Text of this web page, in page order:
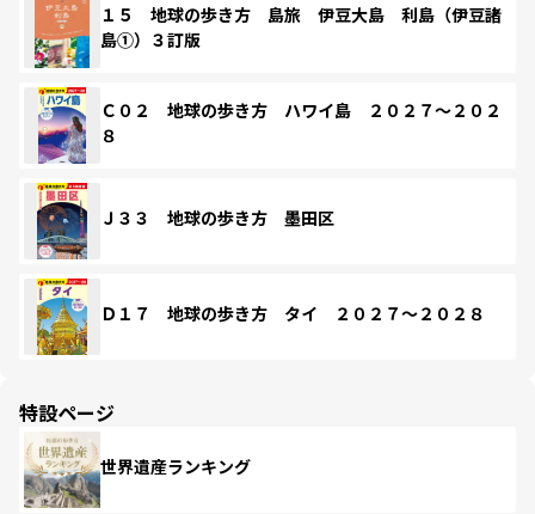
１５ 地球の歩き方 島旅 伊豆大島 利島（伊豆諸
島①）３訂版
Ｃ０２ 地球の歩き方 ハワイ島 ２０２７～２０２
８
Ｊ３３ 地球の歩き方 墨田区
Ｄ１７ 地球の歩き方 タイ ２０２７～２０２８
特設ページ
世界遺産ランキング